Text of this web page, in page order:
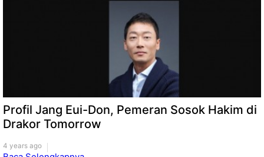
Profil Jang Eui-Don, Pemeran Sosok Hakim di
Drakor Tomorrow
4 years ago